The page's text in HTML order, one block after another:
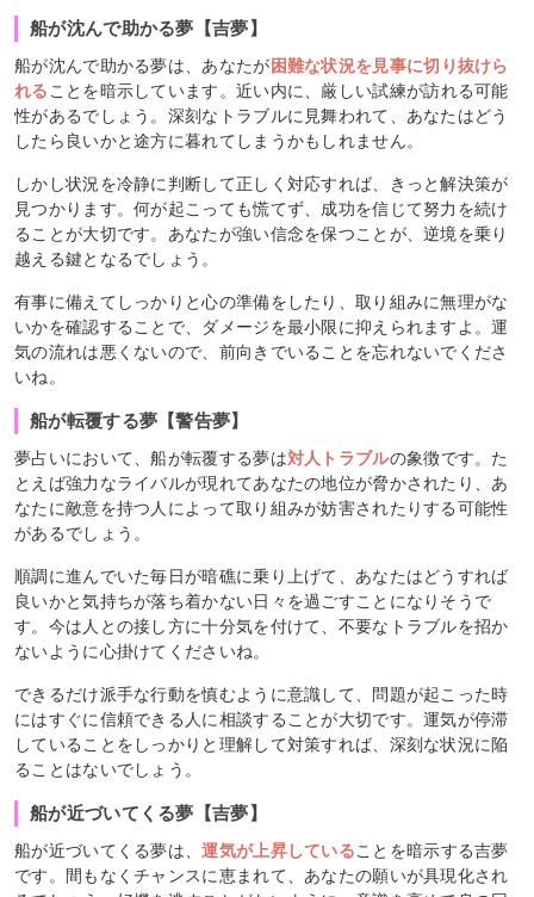
船が沈んで助かる夢【吉夢】
船が沈んで助かる夢は、あなたが困難な状況を見事に切り抜けら
れる ことを暗示しています。近い内に、厳しい試練が訪れる可能
性があるでしょう。深刻なトラブルに見舞われて、あなたはどう
したら良いかと途方に暮れてしまうかもしれません。
しかし状況を冷静に判断して正しく対応すれば、きっと解決策が
見つかります。何が起こっても慌てず、成功を信じて努力を続け
ることが大切です。あなたが強い信念を保つことが、逆境を乗り
越える鍵となるでしょう。
有事に備えてしっかりと心の準備をしたり、取り組みに無理がな
いかを確認することで、ダメージを最小限に抑えられますよ。運
気の流れは悪くないので、前向きでいることを忘れないでくださ
いね。
船が転覆する夢【警告夢】
夢占いにおいて、船が転覆する夢は対人トラブルの象徴です。た
とえば強力なライバルが現れてあなたの地位が脅かされたり、あ
なたに敵意を持つ人によって取り組みが妨害されたりする可能性
があるでしょう。
順調に進んでいた毎日が暗礁に乗り上げて、あなたはどうすれば
良いかと気持ちが落ち着かない日々を過ごすことになりそうで
す。今は人との接し方に十分気を付けて、不要なトラブルを招か
ないように心掛けてくださいね。
できるだけ派手な行動を慎むように意識して、問題が起こった時
にはすぐに信頼できる人に相談することが大切です。運気が停滞
していることをしっかりと理解して対策すれば、深刻な状況に陥
ることはないでしょう。
船が近づいてくる夢【吉夢】
船が近づいてくる夢は、運気が上昇していることを暗示する吉夢
です。間もなくチャンスに恵まれて、あなたの願いが具現化され